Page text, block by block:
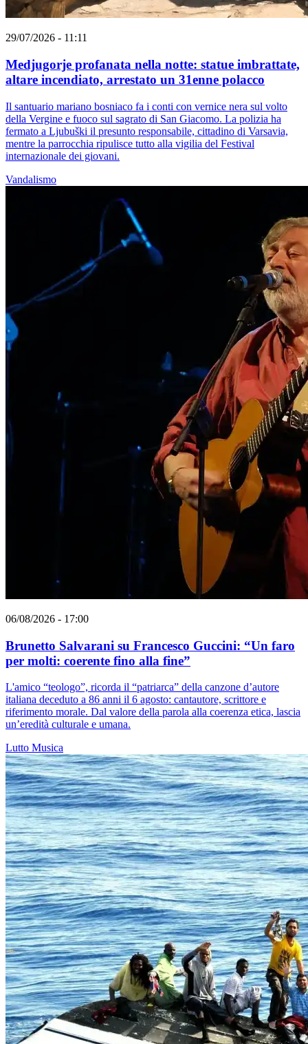
29/07/2026 - 11:11
Medjugorje profanata nella notte: statue imbrattate,
altare incendiato, arrestato un 31enne polacco
Il santuario mariano bosniaco fa i conti con vernice nera sul volto
della Vergine e fuoco sul sagrato di San Giacomo. La polizia ha
fermato a Ljubuški il presunto responsabile, cittadino di Varsavia,
mentre la parrocchia ripulisce tutto alla vigilia del Festival
internazionale dei giovani.
Vandalismo
06/08/2026 - 17:00
Brunetto Salvarani su Francesco Guccini: “Un faro
per molti: coerente fino alla fine”
L'amico “teologo”, ricorda il “patriarca” della canzone d’autore
italiana deceduto a 86 anni il 6 agosto: cantautore, scrittore e
riferimento morale. Dal valore della parola alla coerenza etica, lascia
un’eredità culturale e umana.
Lutto Musica